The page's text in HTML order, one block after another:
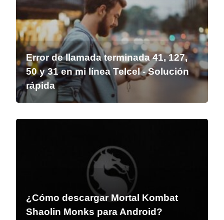
Error de llamada terminada 41, 127,
50 y 31 en mi línea Telcel - Solución
rápida
¿Cómo descargar Mortal Kombat
Shaolin Monks para Android?